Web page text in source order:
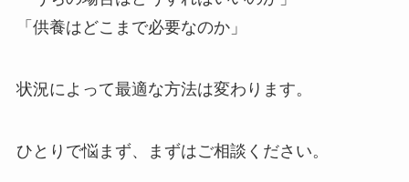
「供養はどこまで必要なのか」
状況によって最適な方法は変わります。
ひとりで悩まず、まずはご相談ください。